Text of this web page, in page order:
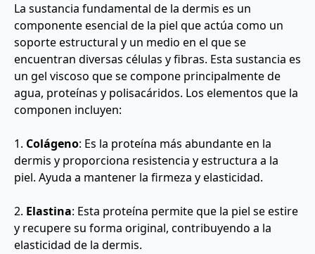
La sustancia fundamental de la dermis es un
componente esencial de la piel que actúa como un
soporte estructural y un medio en el que se
encuentran diversas células y fibras. Esta sustancia es
un gel viscoso que se compone principalmente de
agua, proteínas y polisacáridos. Los elementos que la
componen incluyen:
1. Colágeno: Es la proteína más abundante en la
dermis y proporciona resistencia y estructura a la
piel. Ayuda a mantener la firmeza y elasticidad.
2. Elastina: Esta proteína permite que la piel se estire
y recupere su forma original, contribuyendo a la
elasticidad de la dermis.